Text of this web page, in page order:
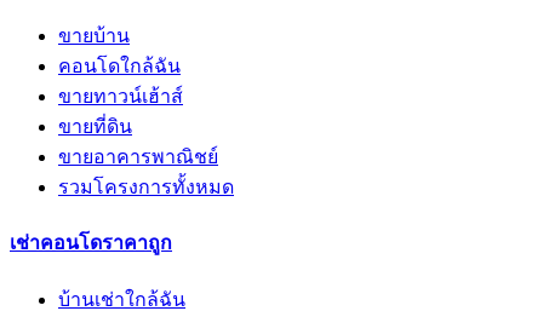
ขายบ้าน
คอนโดใกล้ฉัน
ขายทาวน์เฮ้าส์
ขายที่ดิน
ขายอาคารพาณิชย์
รวมโครงการทั้งหมด
เช่าคอนโดราคาถูก
บ้านเช่าใกล้ฉัน